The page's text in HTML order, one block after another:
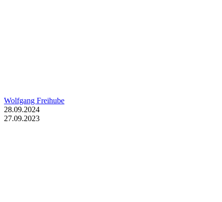
Wolfgang Freihube
28.09.2024
27.09.2023